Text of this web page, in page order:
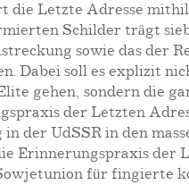
die Letzte Adresse
Schilder trägt
sowie das der
Dabei soll es explizit
gehen, sondern die
der Letzten
der UdSSR in den
Erinnerungspraxis
für